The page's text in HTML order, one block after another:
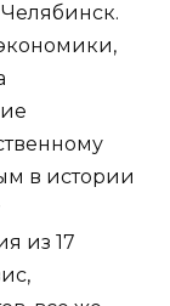
в истории
из 17